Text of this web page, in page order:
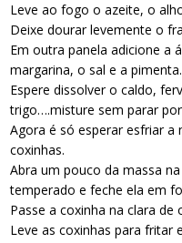
Leve ao fogo o azeite, o
Deixe dourar levemente o
Em outra panela adicione a
margarina, o sal e a pimenta.
Espere dissolver o caldo,
trigo….misture sem parar
Agora é só esperar esfriar a
coxinhas.
Abra um pouco da massa
temperado e feche ela em
Passe a coxinha na clara de
Leve as coxinhas para fritar